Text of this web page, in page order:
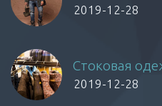
2019-12-28
Стоковая
2019-12-28